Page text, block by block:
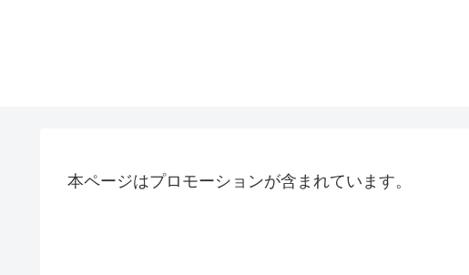
本ページはプロモーションが含まれています。